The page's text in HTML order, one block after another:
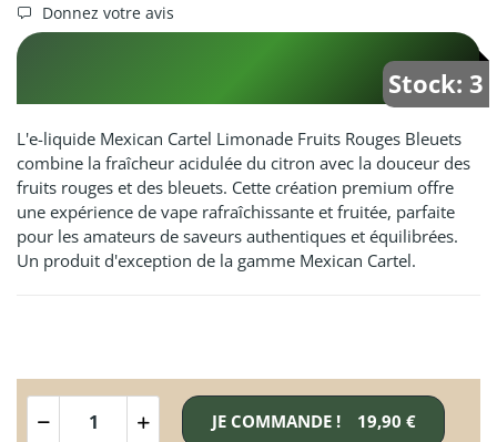
Donnez votre avis
Stock: 3
L'e-liquide Mexican Cartel Limonade Fruits Rouges Bleuets
combine la fraîcheur acidulée du citron avec la douceur des
fruits rouges et des bleuets. Cette création premium offre
une expérience de vape rafraîchissante et fruitée, parfaite
pour les amateurs de saveurs authentiques et équilibrées.
Un produit d'exception de la gamme Mexican Cartel.
JE COMMANDE ! 19,90 €